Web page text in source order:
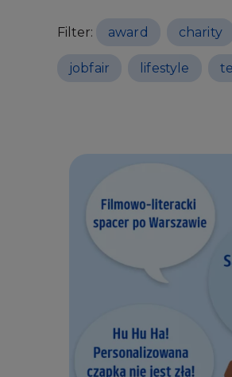
Filter: award charity
jobfair lifestyle